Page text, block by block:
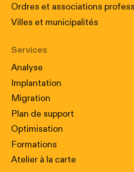
Ordres et associations
Villes et municipalités
Services
Analyse
Implantation
Migration
Plan de support
Optimisation
Formations
Atelier à la carte